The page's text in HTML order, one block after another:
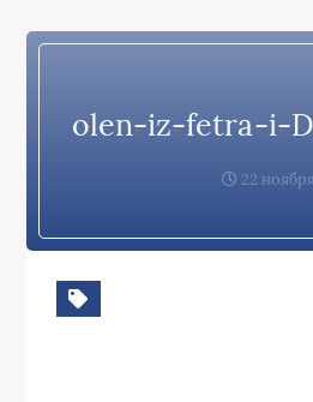
olen-iz-fetra-i-
22 ноября